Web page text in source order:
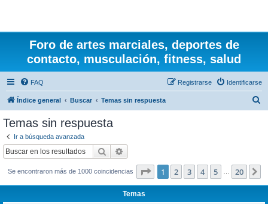
Foro de artes marciales, deportes de
contacto, musculación, fitness, salud
FAQ Identificarse
Registrarse
Índice general Buscar Temas sin respuesta
Temas sin respuesta
Ir a búsqueda avanzada
Buscar
Se encontraron más de 1000 coincidencias Página de 20
1 2 3 4 5 20
Temas